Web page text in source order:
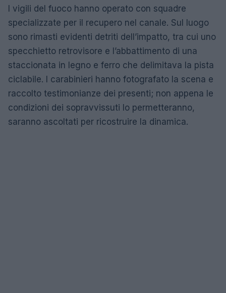
I vigili del fuoco hanno operato con squadre
specializzate per il recupero nel canale. Sul luogo
sono rimasti evidenti detriti dell’impatto, tra cui uno
specchietto retrovisore e l’abbattimento di una
staccionata in legno e ferro che delimitava la pista
ciclabile. I carabinieri hanno fotografato la scena e
raccolto testimonianze dei presenti; non appena le
condizioni dei sopravvissuti lo permetteranno,
saranno ascoltati per ricostruire la dinamica.